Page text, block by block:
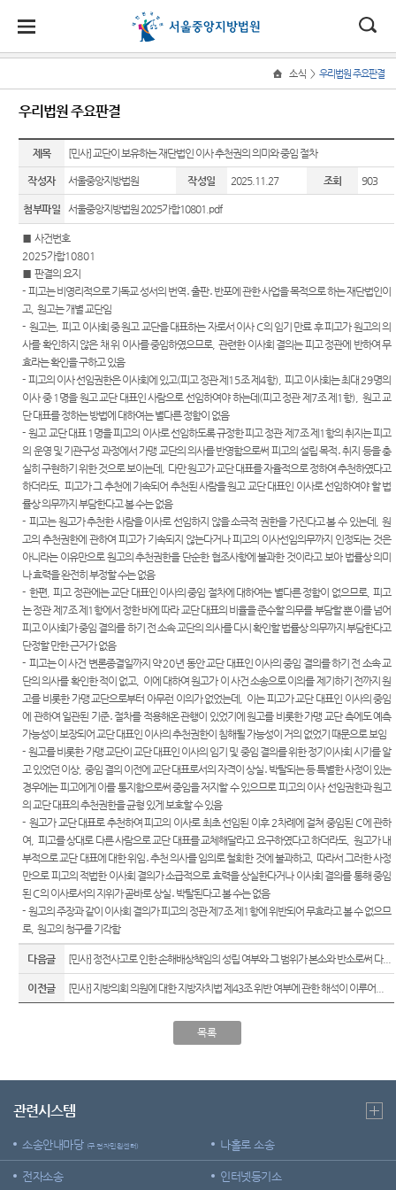
법원
소개
법원장
인사말
연혁
조직 및
전화번
호
재판개
정 및 법
정안내
관할구
역
등기국/
소
청사안
내
찾아오
시는 길
서울법
원조정
센터
보안검
색
소식
새소식
우리법
원 주요
판결
법원 게
시판
사이버
홍보관
E-mail
Club
특검 관
련 재판
영상
민원
민원안
내
법률상
담안내
자주묻
는질문
유관기
관안내
장애인·
외국인
등 지원
을
위한 우
선지원
센터
(종합민
원지원
센터 상
담예약)
영상재
판 전용
법정 사
용
신청 안
내
영상재
판 절차
안내
자주 사
용하는
양식모
음
재판기
록열람
복사예
약
서울법
원종합
청사 집
행문 등
제증명
접수·발
급장소
정보
지식재
산 전문
재판부
IP
Chambers
민생전
담재판
부
사건검
색
판결서
사본 제
공신청
판결서
인터넷
열람
각급법
원안내
소통
법원에
바란다
부조리
신고센
터
법원견
학
생생 법
원체험
기
증인지
원관 제
도
정보공
개
온라인
방청 신
청
소식 > 우리법원 주요판결
우리법원 주요판결
제목 [민사] 교단이 보유하는 재단법인 이사 추천권의 의미와 중임 절차
작성자 서울중앙지방법원 작성일 2025.11.27 조회 903
첨부파일 서울중앙지방법원 2025가합10801.pdf
■사건번호
2025가합10801
■판결의 요지
-피고는 비영리적으로 기독교 성서의 번역․출판․ 반포에 관한 사업을 목적으로 하는 재단법인이
고,원고는 개별 교단임
- 원고는,피고 이사회 중 원고 교단을 대표하는 자로서 이사C의 임기 만료 후 피고가 원고의 의
사를 확인하지 않은 채 위 이사를 중임하였으므로,관련한 이사회 결의는 피고 정관에 반하여 무
효라는 확인을 구하고 있음
-피고의 이사 선임권한은 이사회에 있고(피고 정관 제 15조 제4항),피고 이사회는 최대 29명의
이사 중 1 명을 원고 교단 대표인 사람으로 선임하여야 하는데 (피고 정관 제 7조 제 1항), 원고 교
단 대표를 정하는 방법에 대하여는 별다른 정함이 없음
-원고 교단 대표 1 명을 피고의 이사로 선임하도록 규정한 피고 정관 제 7조 제 1항의 취지는 피고
의 운영 및 기관구성 과정에서 가맹 교단의 의사를 반영함으로써 피고의 설립 목적․취지 등을 충
실히 구현하기 위한 것으로 보이는데
다만 원고가 교단 대표를 자율적으로 정하여 추천하였다고
하더라도, 피고가 그 추천에 기속되어 추천된 사람을 원고 교단 대표인 이사로 선임하여야 할 법
률상 의무까지 부담한다고 볼 수는 없음
- 피고는 원고가 추천한 사람을 이사로 선임하지 않을 소극적 권한을 가진다고 볼 수 있는데 ,원
고의 추천권한에 관하여 피고가 기속되지 않는다거나 피고의 이사선임의무까지 인정되는 것은
아니라는 이유만으로 원고의 추천권한을 단순한 협조사항에 불과한 것이라고 보아 법률상 의미
나 효력을 완전히 부정할 수는 없음
- 한편,피고 정관에는 교단 대표인 이사의 중임 절차에 대하여는 별다른 정함이 없으므로,피고
는 정관 제 7조 제 1항에서 정한 바에 따라 교단 대표의 비율을 준수할 의무를 부담할 뿐 이를 넘어
피고 이사회가 중임 결의를 하기 전 소속 교단의 의사를 다시 확인할 법률상 의무까지 부담한다고
단정할 만한 근거가 없음
- 피고는 이 사건 변론종결일까지 약20년 동안 교단 대표인 이사의 중임 결의를 하기 전 소속 교
단의 의사를 확인한 적이 없고, 이에 대하여 원고가 이 사건 소송으로 이의를 제기하기 전까지 원
고를 비롯한 가맹 교단으로부터 아무런 이의가 없었는데
이는 피고가 교단 대표인 이사의 중임
에 관하여 일관된 기준․ 절차를 적용해온 관행이 있었기에 원고를 비롯한 가맹 교단 측에도 예측
가능성이 보장되어 교단 대표인 이사의 추천권한이 침해될 가능성이 거의 없었기 때문으로 보임
-원고를 비롯한 가맹 교단이 교단 대표인 이사의 임기 및 중임 결의를 위한 정기이사회 시기를 알
고 있었던 이상,중임 결의 이전에 교단 대표로서의 자격이 상실․ 박탈되는 등 특별한 사정이 있는
경우에는 피고에게 이를 통지함으로써 중임을 저지할 수 있으므로 피고의 이사 선임권한과 원고
의 교단 대표의 추천권한을 균형 있게 보호할 수 있음
- 원고가 교단 대표로 추천하여 피고의 이사로 최초 선임된 이후 2차례에 걸쳐 중임된 C에 관하
여
피고를 상대로 다른 사람으로 교단 대표를 교체해달라고 요구하였다고 하더라도, 원고가 내
부적으로 교단 대표에 대한 위임․추천 의사를 임의로 철회한 것에 불과하고, 따라서 그러한 사정
만으로 피고의 적법한 이사회 결의가 소급적으로 효력을 상실한다거나 이사회 결의를 통해 중임
된C의 이사로서의 지위가 곧바로 상실․ 박탈된다고 볼 수는 없음
-원고의 주장과 같이 이사회 결의가 피고의 정관 제 7조 제 1항에 위반되어 무효라고 볼 수 없으므
로,원고의 청구를 기각함
다음글 [민사] 정전사고로 인한 손해배상책임의 성립 여부와 그 범위가 본소와 반소로써 다...
이전글 [민사] 지방의회 의원에 대한 지방자치법 제43조 위반 여부에 관한 해석이 이루어...
목록
관련시스템
소송안내마당 (구 전자민원센터) 나홀로 소송
전자소송 인터넷등기소
원
원
정
보
소
통